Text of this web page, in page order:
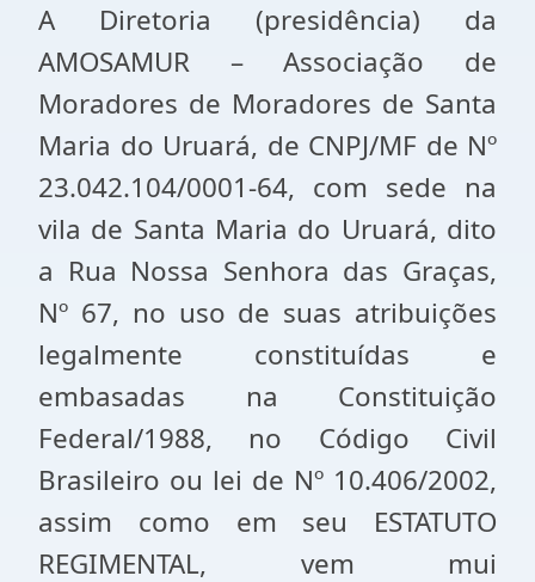
A Diretoria (presidência) da
AMOSAMUR – Associação de
Moradores de Moradores de Santa
Maria do Uruará, de CNPJ/MF de Nº
23.042.104/0001-64, com sede na
vila de Santa Maria do Uruará, dito
a Rua Nossa Senhora das Graças,
Nº 67, no uso de suas atribuições
legalmente constituídas e
embasadas na Constituição
Federal/1988, no Código Civil
Brasileiro ou lei de Nº 10.406/2002,
assim como em seu ESTATUTO
REGIMENTAL, vem mui